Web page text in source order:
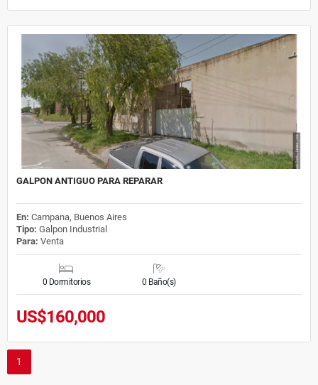
GALPON ANTIGUO PARA REPARAR
En: Campana, Buenos Aires
Tipo: Galpon Industrial
Para: Venta
0 Dormitorios 0 Baño(s)
US$160,000
1